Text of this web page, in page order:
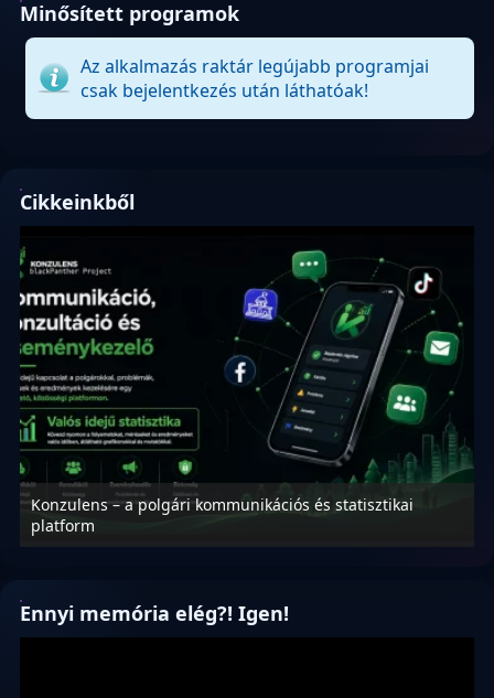
Minősített programok
Az alkalmazás raktár legújabb programjai
csak bejelentkezés után láthatóak!
Cikkeinkből
Konzulens – a polgári kommunikációs és statisztikai
platform
Ennyi memória elég?! Igen!